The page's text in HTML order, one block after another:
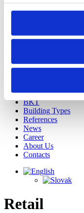
Services
BKT
Building Types
References
News
Career
About Us
Contacts
Retail